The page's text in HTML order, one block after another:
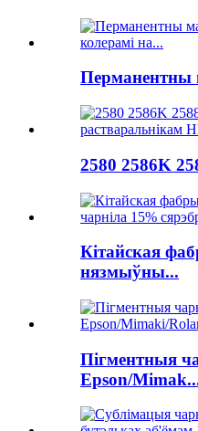
Перманентны
2580 2586K
Кітайская
нязмыўны...
Пігментныя
Epson/